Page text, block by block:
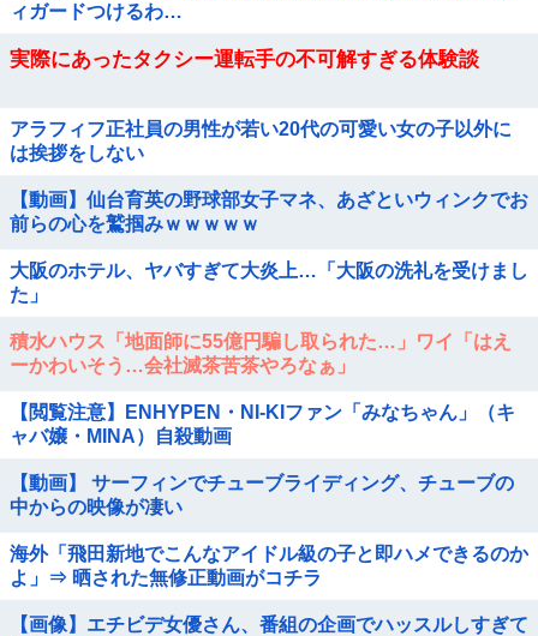
ィガードつけるわ…
実際にあったタクシー運転手の不可解すぎる体験談
アラフィフ正社員の男性が若い20代の可愛い女の子以外に
は挨拶をしない
【動画】仙台育英の野球部女子マネ、あざといウィンクでお
前らの心を鷲掴みｗｗｗｗｗ
大阪のホテル、ヤバすぎて大炎上…「大阪の洗礼を受けまし
た」
積水ハウス「地面師に55億円騙し取られた…」ワイ「はえ
ーかわいそう…会社滅茶苦茶やろなぁ」
【閲覧注意】ENHYPEN・NI-KIファン「みなちゃん」（キ
ャバ嬢・MINA）自殺動画
【動画】 サーフィンでチューブライディング、チューブの
中からの映像が凄い
海外「飛田新地でこんなアイドル級の子と即ハメできるのか
よ」⇒ 晒された無修正動画がコチラ
【画像】エチビデ女優さん、番組の企画でハッスルしすぎて